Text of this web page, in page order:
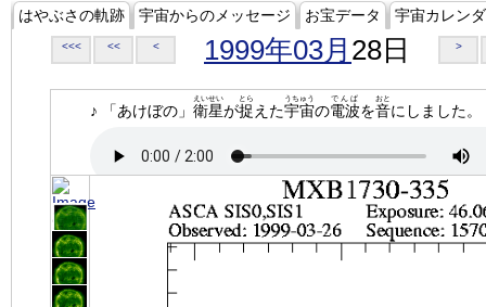
はやぶさの軌跡 宇宙からのメッセージ お宝データ 宇宙カレン
<<< << < 1999年03月 28日 >
♪ 「あけぼの」 衛星
えいせい
が捉
とら
えた宇宙
うちゅう
の電波
でんぱ
を音
おと
にしました。